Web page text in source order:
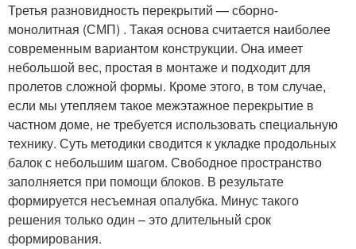
Третья разновидность перекрытий — сборно-
монолитная (СМП) . Такая основа считается наиболее
современным вариантом конструкции. Она имеет
небольшой вес, простая в монтаже и подходит для
пролетов сложной формы. Кроме этого, в том случае,
если мы утепляем такое межэтажное перекрытие в
частном доме, не требуется использовать специальную
технику. Суть методики сводится к укладке продольных
балок с небольшим шагом. Свободное пространство
заполняется при помощи блоков. В результате
формируется несъемная опалубка. Минус такого
решения только один – это длительный срок
формирования.